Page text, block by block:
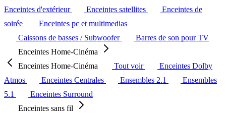
Enceintes d'extérieur
Enceintes satellites
Enceintes de
soirée
Enceintes pc et multimedias
Caissons de basses / Subwoofer
Barres de son pour TV
Enceintes Home-Cinéma
Enceintes Home-Cinéma
Tout voir
Enceintes Dolby
Atmos
Enceintes Centrales Ensembles 2.1
Ensembles
5.1
Enceintes Surround
Enceintes sans fil